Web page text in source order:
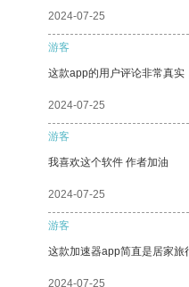
2024-07-25
游客
这款app的用户评论非常真实
2024-07-25
游客
我喜欢这个软件 作者加油
2024-07-25
游客
这款加速器app简直是居家旅
2024-07-25